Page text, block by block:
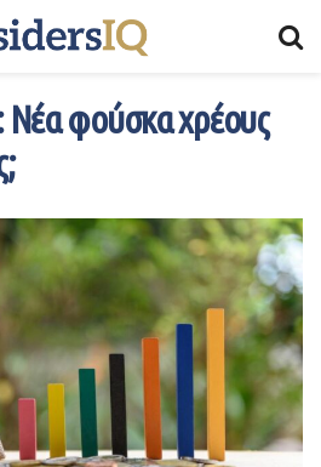
Νέα φούσκα χρέους